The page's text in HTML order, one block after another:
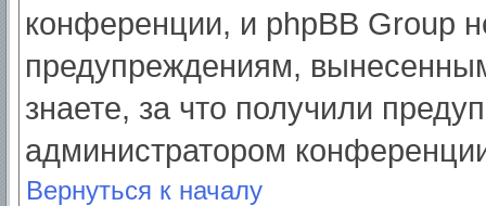
конференции, и phpBB Group
предупреждениям,
знаете, за что получили
администратором
Вернуться к началу